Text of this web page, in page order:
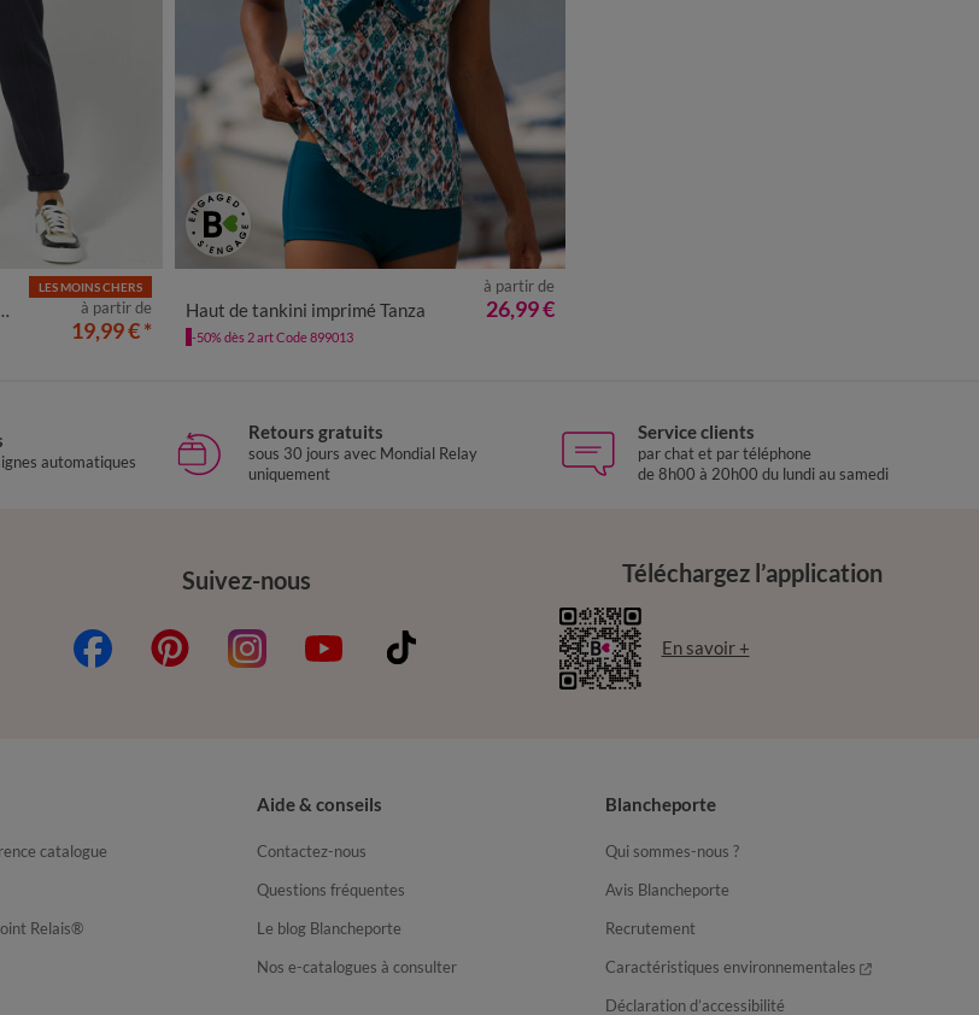
50 52 54 56
LES MOINS CHERS
à partir de
19,99 €*
52
Haut de tankini imprimé Tanza
à partir de
26,99 €
-50% dès 2 art Code 899013
automatiques
Retours gratuits
sous 30 jours avec Mondial Relay
uniquement
Service clients
par chat et par téléphone
de 8h00 à 20h00 du lundi au samedi
Suivez-nous Téléchargez l’application
En savoir +
catalogue
Relais®
Aide & conseils
Contactez-nous
Questions fréquentes
Le blog Blancheporte
Nos e-catalogues à consulter
Blancheporte
Qui sommes-nous ?
Avis Blancheporte
Recrutement
Caractéristiques environnementales
Déclaration d’accessibilité